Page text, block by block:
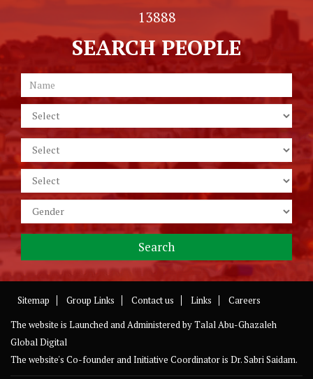
13888
SEARCH PEOPLE
Sitemap Group Links Contact us Links
Careers
The website is Launched and Administered byTalal Abu-Ghazaleh
Global Digital
The website's Co-founder and Initiative Coordinator is Dr. Sabri Saidam.